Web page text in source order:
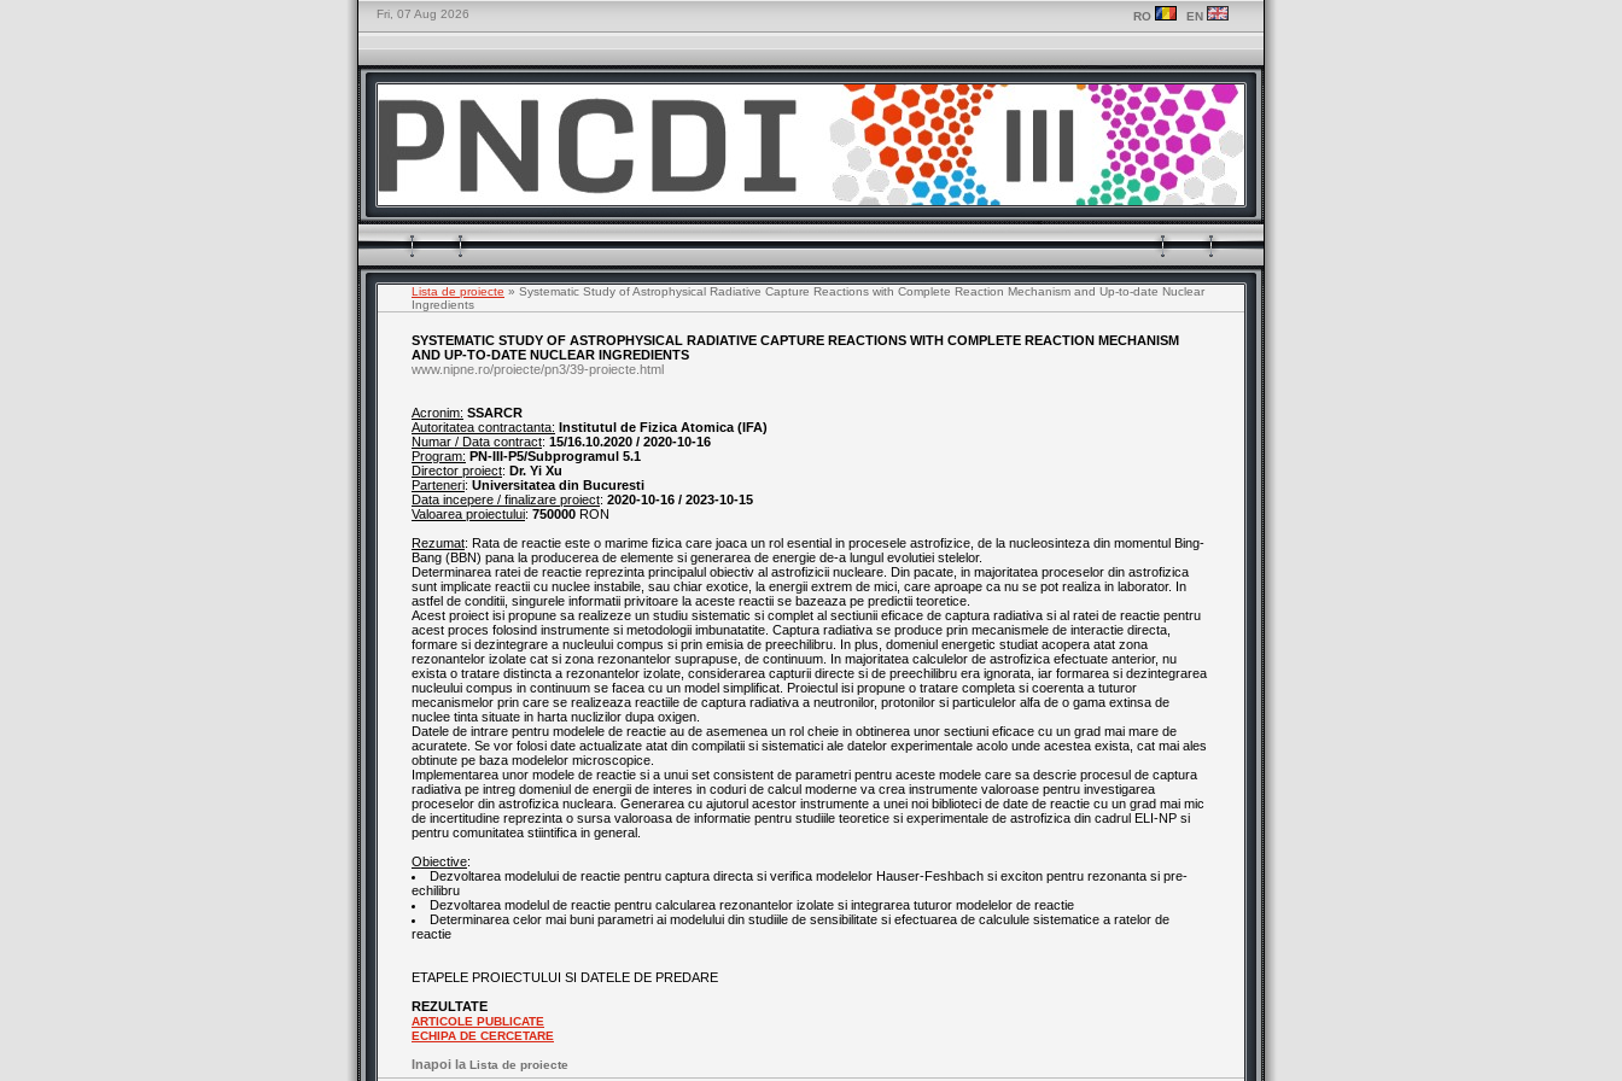
Fri, 07 Aug 2026 RO EN
Lista de proiecte » Systematic Study of Astrophysical Radiative Capture Reactions with Complete Reaction Mechanism and Up-to-date Nuclear
Ingredients
SYSTEMATIC STUDY OF ASTROPHYSICAL RADIATIVE CAPTURE REACTIONS WITH COMPLETE REACTION MECHANISM
AND UP-TO-DATE NUCLEAR INGREDIENTS
www.nipne.ro/proiecte/pn3/39-proiecte.html
Acronim: SSARCR
Autoritatea contractanta: Institutul de Fizica Atomica (IFA)
Numar / Data contract: 15/16.10.2020 / 2020-10-16
Program: PN-III-P5/Subprogramul 5.1
Director proiect: Dr. Yi Xu
Parteneri: Universitatea din Bucuresti
Data incepere / finalizare proiect: 2020-10-16 / 2023-10-15
Valoarea proiectului: 750000 RON
Rezumat: Rata de reactie este o marime fizica care joaca un rol esential in procesele astrofizice, de la nucleosinteza din momentul Bing-
Bang (BBN) pana la producerea de elemente si generarea de energie de-a lungul evolutiei stelelor.
Determinarea ratei de reactie reprezinta principalul obiectiv al astrofizicii nucleare. Din pacate, in majoritatea proceselor din astrofizica
sunt implicate reactii cu nuclee instabile, sau chiar exotice, la energii extrem de mici, care aproape ca nu se pot realiza in laborator. In
astfel de conditii, singurele informatii privitoare la aceste reactii se bazeaza pe predictii teoretice.
Acest proiect isi propune sa realizeze un studiu sistematic si complet al sectiunii eficace de captura radiativa si al ratei de reactie pentru
acest proces folosind instrumente si metodologii imbunatatite. Captura radiativa se produce prin mecanismele de interactie directa,
formare si dezintegrare a nucleului compus si prin emisia de preechilibru. In plus, domeniul energetic studiat acopera atat zona
rezonantelor izolate cat si zona rezonantelor suprapuse, de continuum. In majoritatea calculelor de astrofizica efectuate anterior, nu
exista o tratare distincta a rezonantelor izolate, considerarea capturii directe si de preechilibru era ignorata, iar formarea si dezintegrarea
nucleului compus in continuum se facea cu un model simplificat. Proiectul isi propune o tratare completa si coerenta a tuturor
mecanismelor prin care se realizeaza reactiile de captura radiativa a neutronilor, protonilor si particulelor alfa de o gama extinsa de
nuclee tinta situate in harta nuclizilor dupa oxigen.
Datele de intrare pentru modelele de reactie au de asemenea un rol cheie in obtinerea unor sectiuni eficace cu un grad mai mare de
acuratete. Se vor folosi date actualizate atat din compilatii si sistematici ale datelor experimentale acolo unde acestea exista, cat mai ales
obtinute pe baza modelelor microscopice.
Implementarea unor modele de reactie si a unui set consistent de parametri pentru aceste modele care sa descrie procesul de captura
radiativa pe intreg domeniul de energii de interes in coduri de calcul moderne va crea instrumente valoroase pentru investigarea
proceselor din astrofizica nucleara. Generarea cu ajutorul acestor instrumente a unei noi biblioteci de date de reactie cu un grad mai mic
de incertitudine reprezinta o sursa valoroasa de informatie pentru studiile teoretice si experimentale de astrofizica din cadrul ELI-NP si
pentru comunitatea stiintifica in general.
Obiective:
Dezvoltarea modelului de reactie pentru captura directa si verifica modelelor Hauser-Feshbach si exciton pentru rezonanta si pre-
echilibru
Dezvoltarea modelul de reactie pentru calcularea rezonantelor izolate si integrarea tuturor modelelor de reactie
Determinarea celor mai buni parametri ai modelului din studiile de sensibilitate si efectuarea de calculule sistematice a ratelor de
reactie
ETAPELE PROIECTULUI SI DATELE DE PREDARE
REZULTATE
ARTICOLE PUBLICATE
ECHIPA DE CERCETARE
Inapoi la Lista de proiecte